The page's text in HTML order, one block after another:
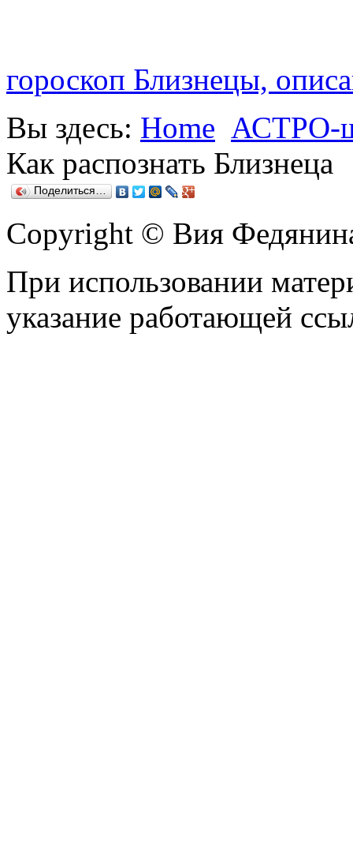
гороскоп Близнецы,
Вы здесь: Home АСТРО-
Как распознать Близнеца
Поделиться…
Copyright © Вия
При использовании
указание работающей